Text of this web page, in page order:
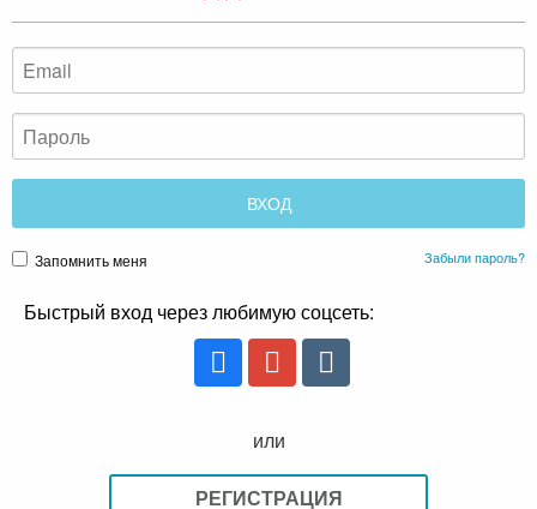
Запомнить меня Забыли пароль?
Быстрый вход через любимую соцсеть:
или
РЕГИСТРАЦИЯ